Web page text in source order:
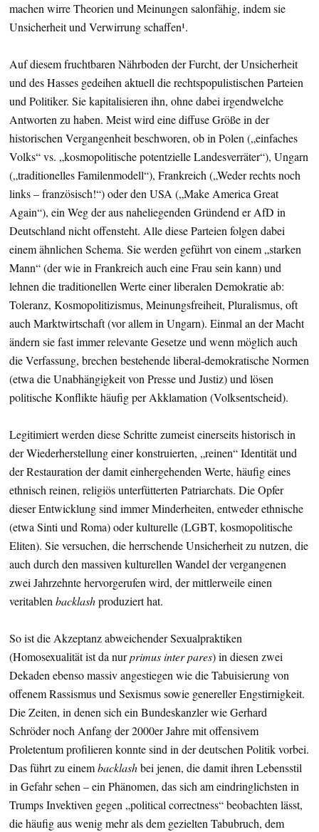
machen wirre Theorien und Meinungen salonfähig, indem sie
Unsicherheit und Verwirrung schaffen¹.
Auf diesem fruchtbaren Nährboden der Furcht, der Unsicherheit
und des Hasses gedeihen aktuell die rechtspopulistischen Parteien
und Politiker. Sie kapitalisieren ihn, ohne dabei irgendwelche
Antworten zu haben. Meist wird eine diffuse Größe in der
historischen Vergangenheit beschworen, ob in Polen („einfaches
Volks“ vs. „kosmopolitische potentzielle Landesverräter“), Ungarn
(„traditionelles Familenmodell“), Frankreich („Weder rechts noch
links – französisch!“) oder den USA („Make America Great
Again“), ein Weg der aus naheliegenden Gründend er AfD in
Deutschland nicht offensteht. Alle diese Parteien folgen dabei
einem ähnlichen Schema. Sie werden geführt von einem „starken
Mann“ (der wie in Frankreich auch eine Frau sein kann) und
lehnen die traditionellen Werte einer liberalen Demokratie ab:
Toleranz, Kosmopolitizismus, Meinungsfreiheit, Pluralismus, oft
auch Marktwirtschaft (vor allem in Ungarn). Einmal an der Macht
ändern sie fast immer relevante Gesetze und wenn möglich auch
die Verfassung, brechen bestehende liberal-demokratische Normen
(etwa die Unabhängigkeit von Presse und Justiz) und lösen
politische Konflikte häufig per Akklamation (Volksentscheid).
Legitimiert werden diese Schritte zumeist einerseits historisch in
der Wiederherstellung einer konstruierten, „reinen“ Identität und
der Restauration der damit einhergehenden Werte, häufig eines
ethnisch reinen, religiös unterfütterten Patriarchats. Die Opfer
dieser Entwicklung sind immer Minderheiten, entweder ethnische
(etwa Sinti und Roma) oder kulturelle (LGBT, kosmopolitische
Eliten). Sie versuchen, die herrschende Unsicherheit zu nutzen, die
auch durch den massiven kulturellen Wandel der vergangenen
zwei Jahrzehnte hervorgerufen wird, der mittlerweile einen
veritablenbacklashproduziert hat.
So ist die Akzeptanz abweichender Sexualpraktiken
(Homosexualität ist da nurprimus inter pares) in diesen zwei
Dekaden ebenso massiv angestiegen wie die Tabuisierung von
offenem Rassismus und Sexismus sowie genereller Engstirnigkeit.
Die Zeiten, in denen sich ein Bundeskanzler wie Gerhard
Schröder noch Anfang der 2000er Jahre mit offensivem
Proletentum profilieren konnte sind in der deutschen Politik vorbei.
Das führt zu einembacklashbei jenen, die damit ihren Lebensstil
in Gefahr sehen – ein Phänomen, das sich am eindringlichsten in
Trumps Invektiven gegen „political correctness“ beobachten lässt,
die häufig aus wenig mehr als dem gezielten Tabubruch, dem